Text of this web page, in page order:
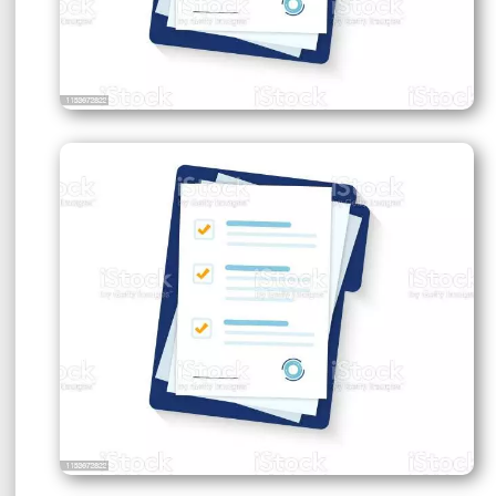
Теплицької